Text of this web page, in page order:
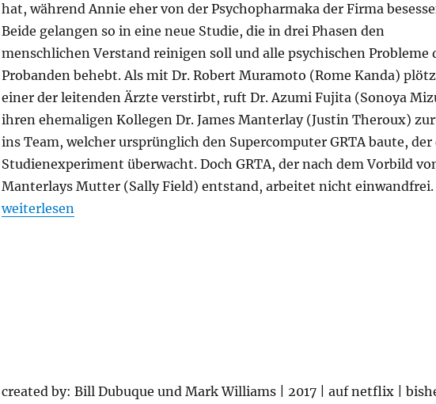
hat, während Annie eher von der Psychopharmaka der Firma
Beide gelangen so in eine neue Studie, die in drei Phasen den
menschlichen Verstand reinigen soll und alle psychischen Probleme
Probanden behebt. Als mit Dr. Robert Muramoto (Rome Kanda)
einer der leitenden Ärzte verstirbt, ruft Dr. Azumi Fujita (Sonoya
ihren ehemaligen Kollegen Dr. James Manterlay (Justin Theroux)
ins Team, welcher ursprünglich den Supercomputer GRTA baute, der
Studienexperiment überwacht. Doch GRTA, der nach dem Vorbild
Manterlays Mutter (Sally Field) entstand, arbeitet nicht einwandfrei.
„Maniac“
weiterlesen
created by: Bill Dubuque und Mark Williams | 2017 | auf netflix |